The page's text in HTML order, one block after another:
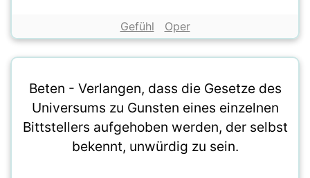
Gefühl Oper
Beten - Verlangen, dass die Gesetze des
Universums zu Gunsten eines einzelnen
Bittstellers aufgehoben werden, der selbst
bekennt, unwürdig zu sein.